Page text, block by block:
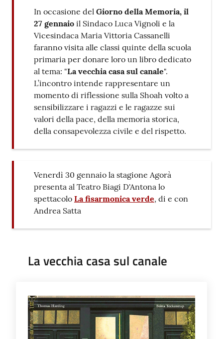
Seguici
In occasione del Giorno della Memoria, il
27 gennaio il Sindaco Luca Vignoli e la
Vicesindaca Maria Vittoria Cassanelli
faranno visita alle classi quinte della scuola
primaria per donare loro un libro dedicato
al tema: "La vecchia casa sul canale".
L’incontro intende rappresentare un
momento di riflessione sulla Shoah volto a
sensibilizzare i ragazzi e le ragazze sui
valori della pace, della memoria storica,
della consapevolezza civile e del rispetto.
Venerdì 30 gennaio la stagione Agorà
presenta al Teatro Biagi D'Antona lo
spettacolo La fisarmonica verde, di e con
Andrea Satta
La vecchia casa sul canale